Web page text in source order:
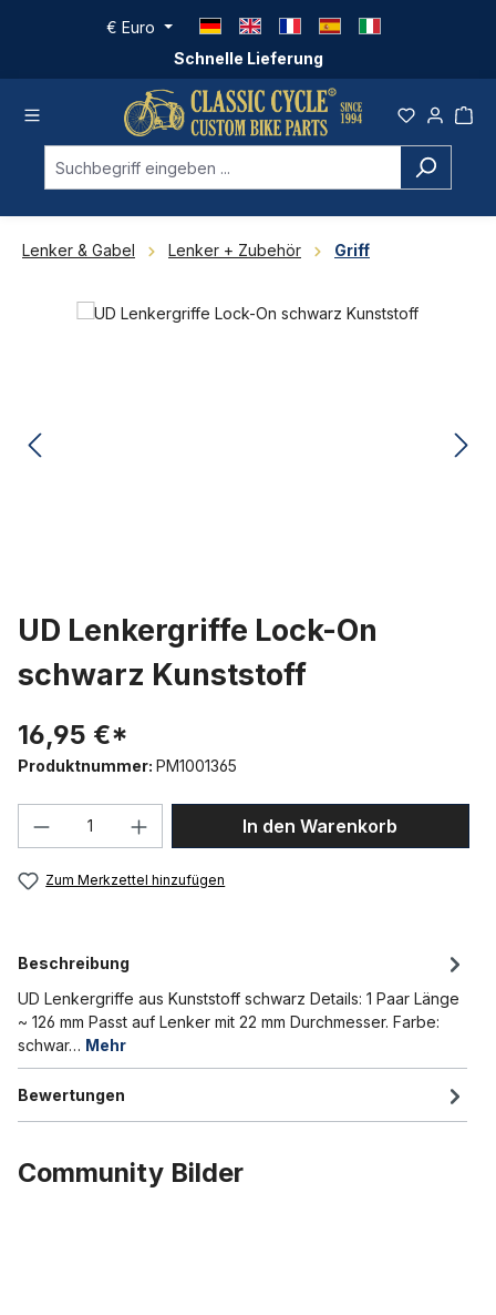
Zum Hauptinhalt springen
Schnelle Lieferung
€ Euro
Lenker & Gabel Lenker + Zubehör Griff
Bildergalerie überspringen
UD Lenkergriffe Lock-On
schwarz Kunststoff
16,95 €*
Produktnummer: PM1001365
Produkt Anzahl: Gib den gewünschten
In den Warenkorb
Zum Merkzettel hinzufügen
Beschreibung
UD Lenkergriffe aus Kunststoff schwarz Details: 1 Paar Länge
~ 126 mm Passt auf Lenker mit 22 mm Durchmesser. Farbe:
schwar… Mehr
Bewertungen
Community Bilder